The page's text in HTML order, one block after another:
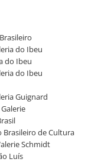
do Ibeu
do Ibeu
do Ibeu
Guignard
Brasileiro de Cultura
Schmidt
Luís